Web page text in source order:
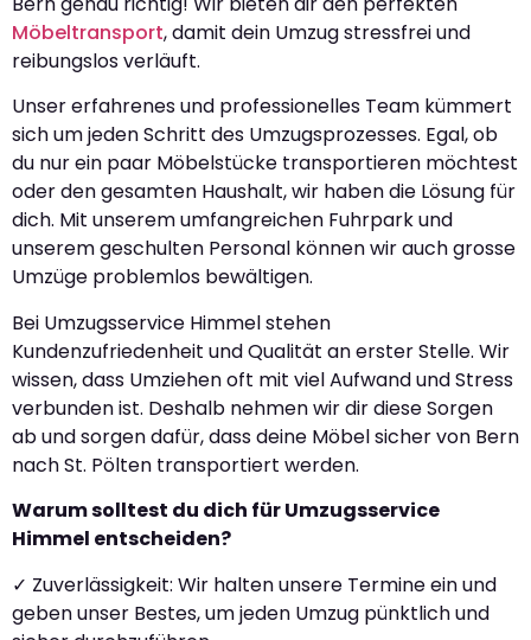
Möbeltransport, damit dein Umzug stressfrei und
reibungslos verläuft.
Unser erfahrenes und professionelles Team kümmert
sich um jeden Schritt des Umzugsprozesses. Egal, ob
du nur ein paar Möbelstücke transportieren möchtest
oder den gesamten Haushalt, wir haben die Lösung für
dich. Mit unserem umfangreichen Fuhrpark und
unserem geschulten Personal können wir auch grosse
Umzüge problemlos bewältigen.
Bei Umzugsservice Himmel stehen
Kundenzufriedenheit und Qualität an erster Stelle. Wir
wissen, dass Umziehen oft mit viel Aufwand und Stress
verbunden ist. Deshalb nehmen wir dir diese Sorgen
ab und sorgen dafür, dass deine Möbel sicher von Bern
nach St. Pölten transportiert werden.
Warum solltest du dich für Umzugsservice
Himmel entscheiden?
✓ Zuverlässigkeit: Wir halten unsere Termine ein und
geben unser Bestes, um jeden Umzug pünktlich und